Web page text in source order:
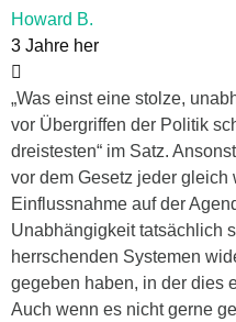
Howard B.
3 Jahre her
„Was einst eine stolze,
vor Übergriffen der Politik
dreistesten“ im Satz.
vor dem Gesetz jeder gleich
Einflussnahme auf der
Unabhängigkeit tatsächlich
herrschenden Systemen
gegeben haben, in der dies
Auch wenn es nicht gerne